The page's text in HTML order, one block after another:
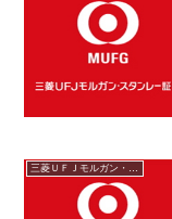
三菱ＵＦＪモルガン・スタンレー